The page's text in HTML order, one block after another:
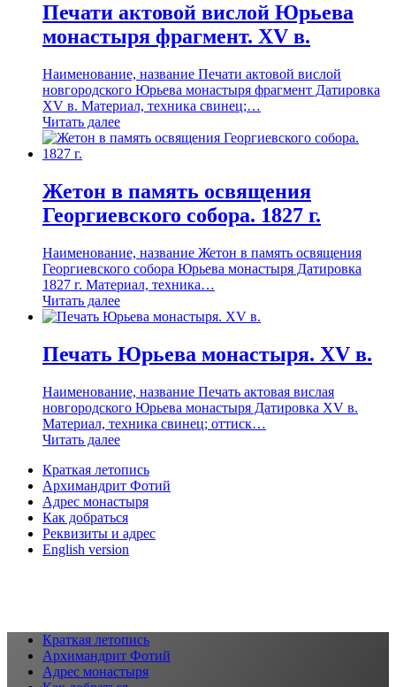
Печати актовой вислой Юрьева
монастыря фрагмент. XV в.
Наименование, название Печати актовой вислой
новгородского Юрьева монастыря фрагмент Датировка
XV в. Материал, техника свинец;…
Читать далее
Жетон в память освящения
Георгиевского собора. 1827 г.
Наименование, название Жетон в память освящения
Георгиевского собора Юрьева монастыря Датировка
1827 г. Материал, техника…
Читать далее
Печать Юрьева монастыря. XV в.
Наименование, название Печать актовая вислая
новгородского Юрьева монастыря Датировка XV в.
Материал, техника свинец; оттиск…
Читать далее
Краткая летопись
Архимандрит Фотий
Адрес монастыря
Как добраться
Реквизиты и адрес
English version
Краткая летопись
Архимандрит Фотий
Адрес монастыря